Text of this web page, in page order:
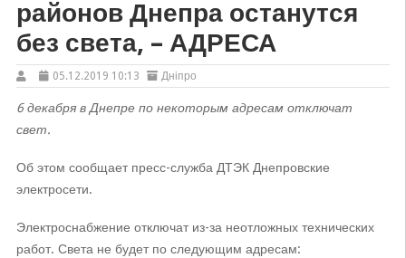
районов Днепра останутся
без света, – АДРЕСА
05.12.2019 10:13 Дніпро
6 декабря в Днепре по некоторым адресам отключат
свет.
Об этом сообщает пресс-служба ДТЭК Днепровские
электросети.
Электроснабжение отключат из-за неотложных технических
работ. Света не будет по следующим адресам: